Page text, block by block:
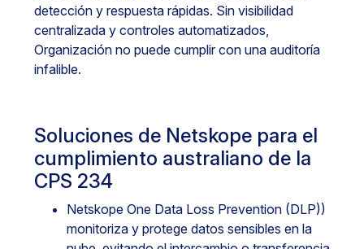
detección y respuesta rápidas. Sin visibilidad
centralizada y controles automatizados,
Organización no puede cumplir con una auditoría
infalible.
Soluciones de Netskope para el
cumplimiento australiano de la
CPS 234
Netskope One Data Loss Prevention (DLP))
monitoriza y protege datos sensibles en la